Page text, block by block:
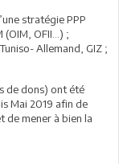
stratégie PPP
(OIM, OFII…) ;
Allemand, GIZ ;
de dons) ont été
Mai 2019 afin de
de mener à bien la